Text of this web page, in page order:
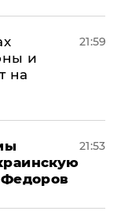
и
на
21:59
21:53